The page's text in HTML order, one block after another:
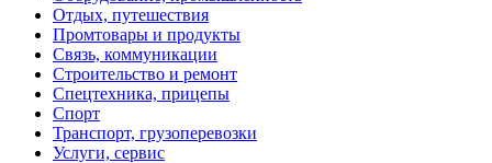
Отдых, путешествия
Промтовары и продукты
Связь, коммуникации
Строительство и ремонт
Спецтехника, прицепы
Спорт
Транспорт, грузоперевозки
Услуги, сервис